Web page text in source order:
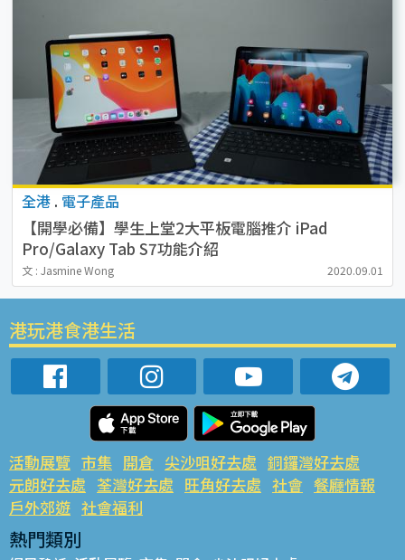
全港 . 電子產品
【開學必備】學生上堂2大平板電腦推介 iPad
Pro/Galaxy Tab S7功能介紹
文 : Jasmine Wong 2020.09.01
港玩港食港生活
活動展覽 市集 開倉 尖沙咀好去處 銅鑼灣好去處
元朗好去處 荃灣好去處 旺角好去處 社會 餐廳情報
戶外郊遊 社會福利
熱門類別